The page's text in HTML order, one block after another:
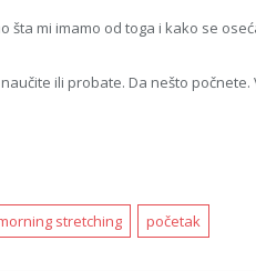
šta mi imamo od toga i kako se
ili probate. Da nešto počnete.
stretching početak